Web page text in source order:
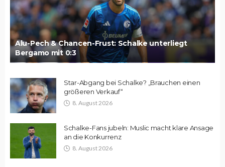
Alu-Pech & Chancen-Frust: Schalke unterliegt
Bergamo mit 0:3
Star-Abgang bei Schalke? „Brauchen einen
größeren Verkauf“
8. August 2026
Schalke-Fans jubeln: Muslic macht klare Ansage
an die Konkurrenz
8. August 2026